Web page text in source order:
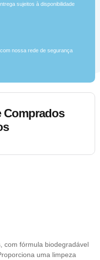
sujeitos à disponibilidade
nossa rede de segurança
Comprados
com fórmula biodegradável
uma limpeza